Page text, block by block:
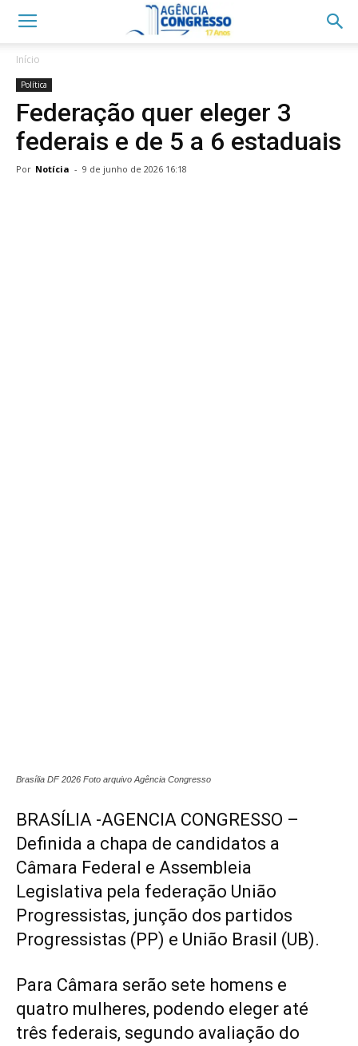
Início
Política
Federação quer eleger 3
federais e de 5 a 6 estaduais
Por Notícia - 9 de junho de 2026 16:18
Brasília DF 2026 Foto arquivo Agência Congresso
BRASÍLIA -AGENCIA CONGRESSO –
Definida a chapa de candidatos a
Câmara Federal e Assembleia
Legislativa pela federação União
Progressistas, junção dos partidos
Progressistas (PP) e União Brasil (UB).
Para Câmara serão sete homens e
quatro mulheres, podendo eleger até
três federais, segundo avaliação do